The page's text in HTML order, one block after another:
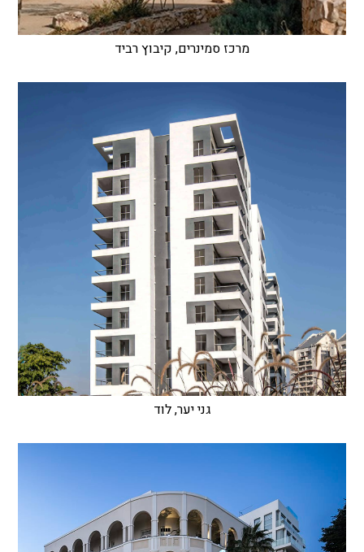
מרכז סמינרים, קיבוץ רביד
גני יער, לוד